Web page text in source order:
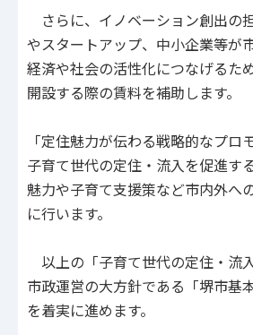
さらに、イノベーション創出の
やスタートアップ、中小企業等が
経済や社会の活性化につなげるた
開設する際の賃料を補助します。
「定住魅力が伝わる戦略的なプロ
子育て世代の定住・流入を促進す
魅力や子育て支援策など市内外へ
に行います。
以上の「子育て世代の定住・流
市政運営の大方針である「堺市基
を着実に進めます。